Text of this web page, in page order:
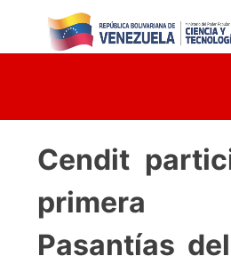
content
Cendit
Pasantías